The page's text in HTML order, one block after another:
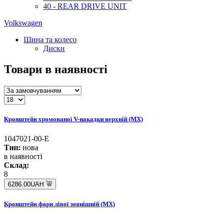
40 - REAR DRIVE UNIT
Volkswagen
Шина та колесо
Диски
Товари в наявності
Кронштейн хромованої V-накадки верхній (MX)
1047021-00-E
Тип: нова
в наявності
Склад:
8
6286.00UAH
Кронштейн фари лівої зовнішній (MX)